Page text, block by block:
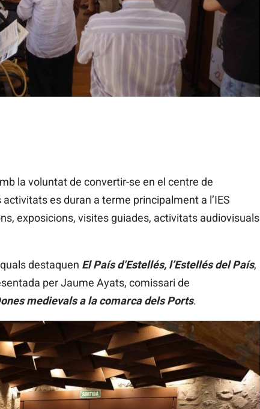
la voluntat de convertir-se en el centre de
es duran a terme principalment a l’IES
exposicions, visites guiades, activitats audiovisuals
destaquen El País d’Estellés, l’Estellés del País,
per Jaume Ayats, comissari de
medievals a la comarca dels Ports.